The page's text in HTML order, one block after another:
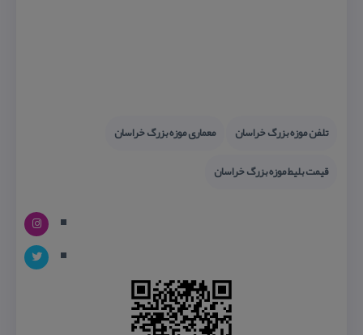
تلفن موزه بزرگ خراسان
معماری موزه بزرگ خراسان
قیمت بلیط موزه بزرگ خراسان